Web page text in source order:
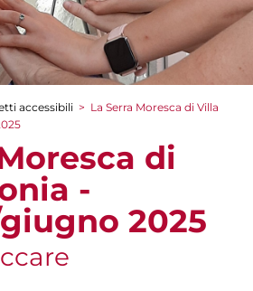
accessibili > La Serra Moresca di Villa
di
-
2025